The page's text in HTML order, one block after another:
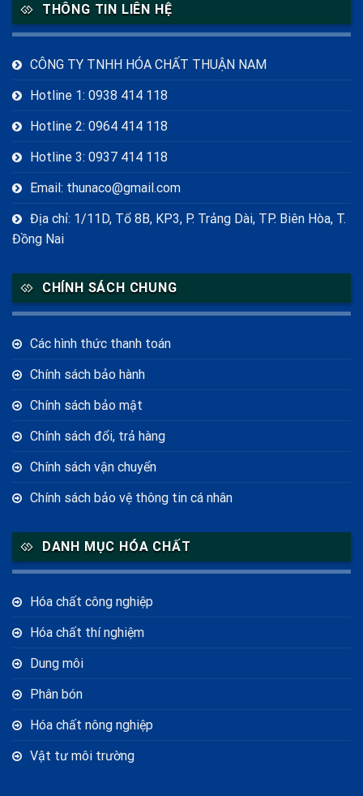
THÔNG TIN LIÊN HỆ
CÔNG TY TNHH HÓA CHẤT THUẬN NAM
Hotline 1: 0938 414 118
Hotline 2: 0964 414 118
Hotline 3: 0937 414 118
Email: thunaco@gmail.com
Địa chỉ: 1/11D, Tổ 8B, KP3, P. Trảng Dài, TP. Biên Hòa, T.
Đồng Nai
CHÍNH SÁCH CHUNG
Các hình thức thanh toán
Chính sách bảo hành
Chính sách bảo mật
Chính sách đổi, trả hàng
Chính sách vận chuyển
Chính sách bảo vệ thông tin cá nhân
DANH MỤC HÓA CHẤT
Hóa chất công nghiệp
Hóa chất thí nghiệm
Dung môi
Phân bón
Hóa chất nông nghiệp
Vật tư môi trường